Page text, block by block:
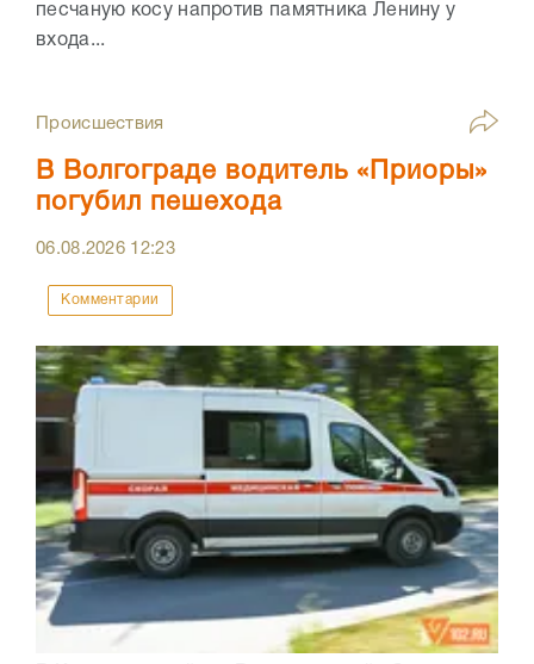
песчаную косу напротив памятника Ленину у
входа...
Происшествия
В Волгограде водитель «Приоры»
погубил пешехода
06.08.2026 12:23
Комментарии